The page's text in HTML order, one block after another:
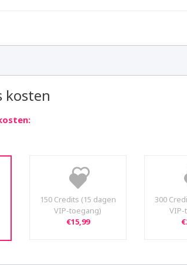
kosten
150 Credits (15 dagen
VIP-toegang)
€15,99
300
VIP-